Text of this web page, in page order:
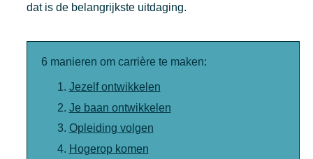
dat is de belangrijkste uitdaging.
6 manieren om carrière te maken:
Jezelf ontwikkelen
Je baan ontwikkelen
Opleiding volgen
Hogerop komen